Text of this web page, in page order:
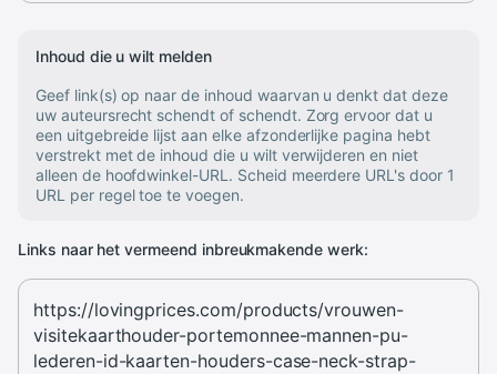
Inhoud die u wilt melden
Geef link(s) op naar de inhoud waarvan u denkt dat deze
uw auteursrecht schendt of schendt. Zorg ervoor dat u
een uitgebreide lijst aan elke afzonderlijke pagina hebt
verstrekt met de inhoud die u wilt verwijderen en niet
alleen de hoofdwinkel-URL. Scheid meerdere URL's door 1
URL per regel toe te voegen.
Links naar het vermeend inbreukmakende werk: